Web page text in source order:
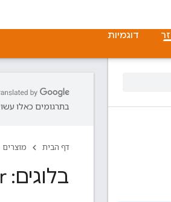
דוגמיות
בתרגומים כאלו
דף הבית מוצרים
בלוגים: list